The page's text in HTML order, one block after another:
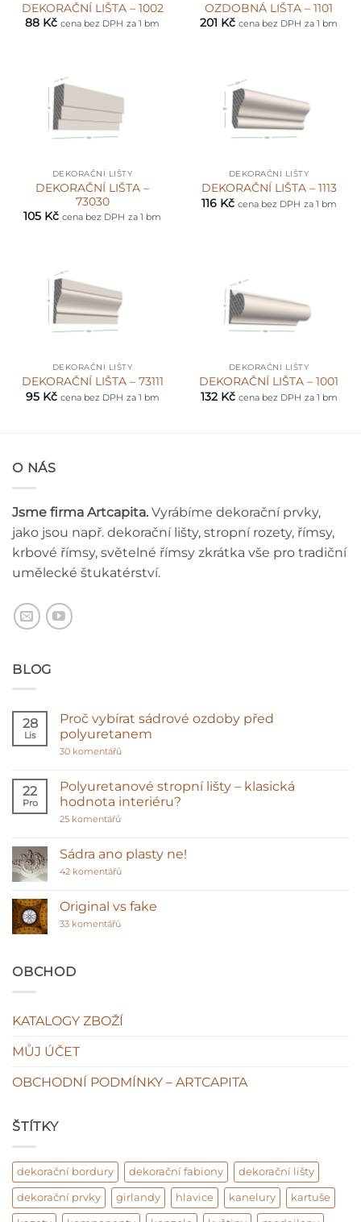
DEKORAČNÍ LIŠTA – 1002
88 Kč cena bez DPH za 1 bm
OZDOBNÁ LIŠTA – 1101
201 Kč cena bez DPH za 1 bm
DEKORAČNÍ LIŠTY
DEKORAČNÍ LIŠTA –
73030
105 Kč cena bez DPH za 1 bm
DEKORAČNÍ LIŠTY
DEKORAČNÍ LIŠTA – 1113
116 Kč cena bez DPH za 1 bm
DEKORAČNÍ LIŠTY
DEKORAČNÍ LIŠTA – 73111
95 Kč cena bez DPH za 1 bm
DEKORAČNÍ LIŠTY
DEKORAČNÍ LIŠTA – 1001
132 Kč cena bez DPH za 1 bm
O NÁS
Jsme firma Artcapita. Vyrábíme dekorační prvky,
jako jsou např. dekorační lišty, stropní rozety, římsy,
krbové římsy, světelné římsy zkrátka vše pro tradiční
umělecké štukatérství.
BLOG
28
Lis
Proč vybírat sádrové ozdoby před
polyuretanem
30 komentářůu
názvem
Proč
vybírat
22
Pro
Polyuretanové stropní lišty – klasická
hodnota interiéru?
25 komentářůu
názvem
Polyuretanové
stropní
klasická
hodnota
interiéru?
Sádra ano plasty ne!
42 komentářůu
názvem
Sádra
Original vs fake
33 komentářůu
OBCHOD
KATALOGY ZBOŽÍ
MŮJ ÚČET
OBCHODNÍ PODMÍNKY – ARTCAPITA
ŠTÍTKY
dekorační bordury dekorační fabiony dekorační lišty
dekorační prvky girlandy hlavice kanelury kartuše